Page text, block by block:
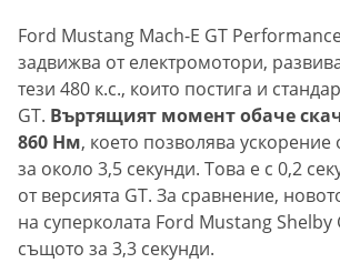
Ford Mustang Mach-E GT
задвижва от електромотори,
тези 480 к.с., които постига и
GT. Въртящият момент обаче
860 Нм, което позволява ускорение
за около 3,5 секунди. Това е с 0,2
от версията GT. За сравнение,
на суперколата Ford Mustang Shelby
същото за 3,3 секунди.